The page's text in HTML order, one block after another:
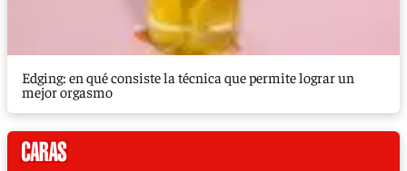
Edging: en qué consiste la técnica que permite lograr un
mejor orgasmo